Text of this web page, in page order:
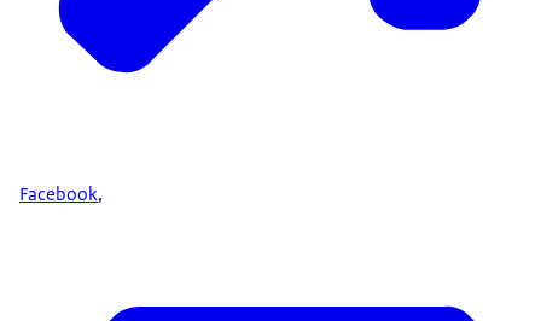
Facebook,